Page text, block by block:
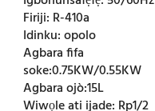
Firiji: R-410a
Idinku:opolo
Agbara fifa
soke:0.75KW/0.55KW
Agbara ojò:15L
Wiwọle ati ijade: Rp1/2